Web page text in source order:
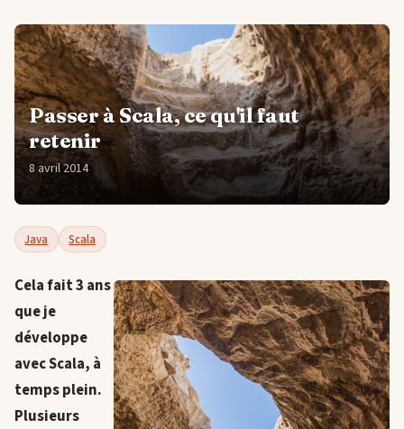
Passer à Scala, ce qu'il faut
retenir
8 avril 2014
Java Scala
Cela fait 3 ans
que je
développe
avec Scala, à
temps plein.
Plusieurs